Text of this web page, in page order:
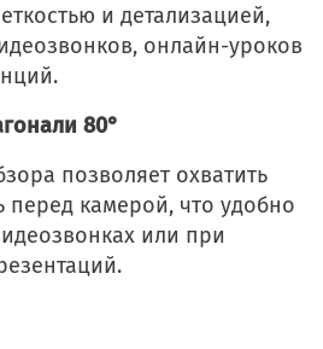
и детализацией,
онлайн-уроков
80°
позволяет охватить
перед камерой, что удобно
или при